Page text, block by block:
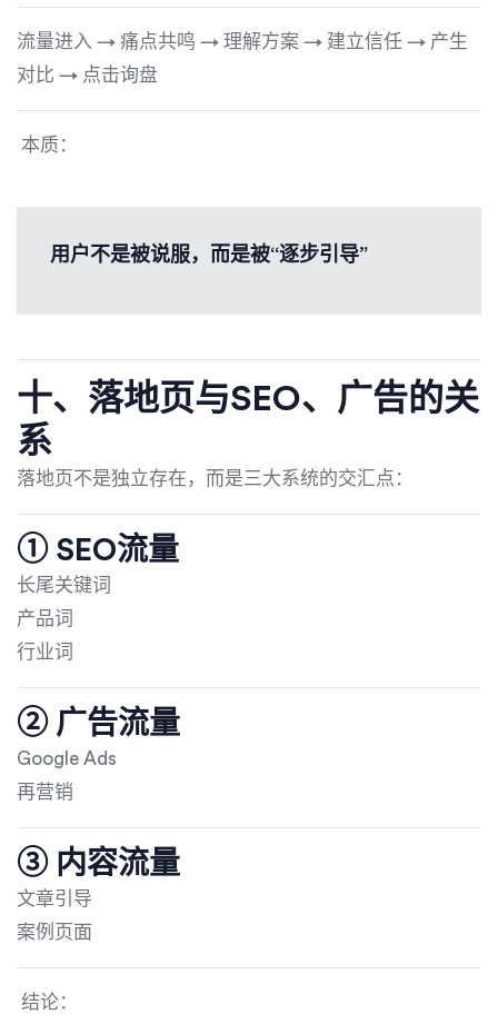
流量进入 → 痛点共鸣 → 理解方案 → 建立信任 → 产生
对比 → 点击询盘
本质：
用户不是被说服，而是被“逐步引导”
十、落地页与SEO、广告的关
系
落地页不是独立存在，而是三大系统的交汇点：
① SEO流量
长尾关键词
产品词
行业词
② 广告流量
Google Ads
再营销
③ 内容流量
文章引导
案例页面
结论：